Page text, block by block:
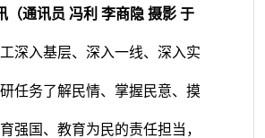
（通讯员 冯利 李商隐 摄影 于
深入基层、深入一线、深入实
任务了解民情、掌握民意、摸
强国、教育为民的责任担当，